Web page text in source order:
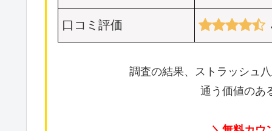
口コミ評価
調査の結果、ストラッシュ
通う価値のあ